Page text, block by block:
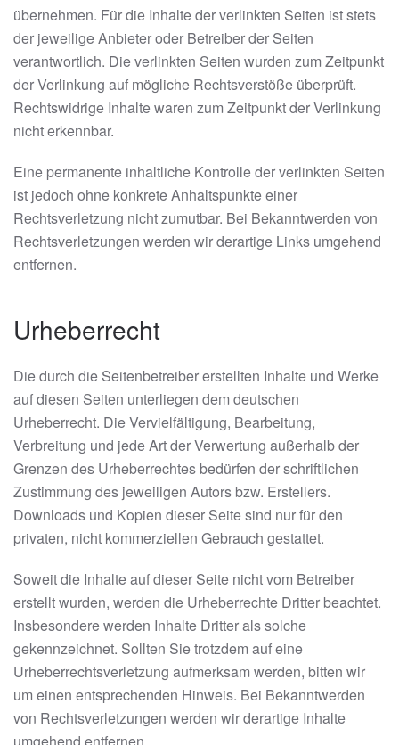
übernehmen. Für die Inhalte der verlinkten Seiten ist stets
der jeweilige Anbieter oder Betreiber der Seiten
verantwortlich. Die verlinkten Seiten wurden zum Zeitpunkt
der Verlinkung auf mögliche Rechtsverstöße überprüft.
Rechtswidrige Inhalte waren zum Zeitpunkt der Verlinkung
nicht erkennbar.
Eine permanente inhaltliche Kontrolle der verlinkten Seiten
ist jedoch ohne konkrete Anhaltspunkte einer
Rechtsverletzung nicht zumutbar. Bei Bekanntwerden von
Rechtsverletzungen werden wir derartige Links umgehend
entfernen.
Urheberrecht
Die durch die Seitenbetreiber erstellten Inhalte und Werke
auf diesen Seiten unterliegen dem deutschen
Urheberrecht. Die Vervielfältigung, Bearbeitung,
Verbreitung und jede Art der Verwertung außerhalb der
Grenzen des Urheberrechtes bedürfen der schriftlichen
Zustimmung des jeweiligen Autors bzw. Erstellers.
Downloads und Kopien dieser Seite sind nur für den
privaten, nicht kommerziellen Gebrauch gestattet.
Soweit die Inhalte auf dieser Seite nicht vom Betreiber
erstellt wurden, werden die Urheberrechte Dritter beachtet.
Insbesondere werden Inhalte Dritter als solche
gekennzeichnet. Sollten Sie trotzdem auf eine
Urheberrechtsverletzung aufmerksam werden, bitten wir
um einen entsprechenden Hinweis. Bei Bekanntwerden
von Rechtsverletzungen werden wir derartige Inhalte